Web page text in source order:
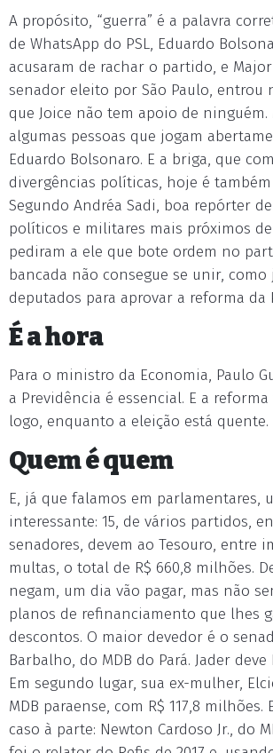
A propósito, “guerra” é a palavra
de WhatsApp do PSL, Eduardo
acusaram de rachar o partido, e
senador eleito por São Paulo, entrou
que Joice não tem apoio de ninguém.
algumas pessoas que jogam
Eduardo Bolsonaro. E a briga, que
divergências políticas, hoje é também
Segundo Andréa Sadi, boa repórter
políticos e militares mais próximos
pediram a ele que bote ordem no
bancada não consegue se unir, como
deputados para aprovar a reforma da
É a hora
Para o ministro da Economia, Paulo
a Previdência é essencial. E a
logo, enquanto a eleição está quente.
Quem é quem
E, já que falamos em parlamentares,
interessante: 15, de vários partidos,
senadores, devem ao Tesouro, entre
multas, o total de R$ 660,8 milhões.
negam, um dia vão pagar, mas não
planos de refinanciamento que lhes
descontos. O maior devedor é o
Barbalho, do MDB do Pará. Jader deve
Em segundo lugar, sua ex-mulher,
MDB paraense, com R$ 117,8 milhões.
caso à parte: Newton Cardoso Jr., do